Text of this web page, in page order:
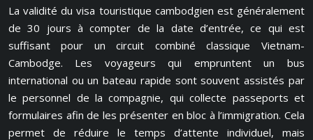
La validité du visa touristique cambodgien est généralement
de 30 jours à compter de la date d’entrée, ce qui est
suffisant pour un circuit combiné classique Vietnam-
Cambodge. Les voyageurs qui empruntent un bus
international ou un bateau rapide sont souvent assistés par
le personnel de la compagnie, qui collecte passeports et
formulaires afin de les présenter en bloc à l’immigration. Cela
permet de réduire le temps d’attente individuel, mais